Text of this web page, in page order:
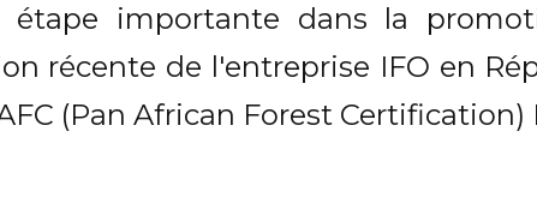
étape importante dans la
récente de l'entreprise IFO en
(Pan African Forest Certification)